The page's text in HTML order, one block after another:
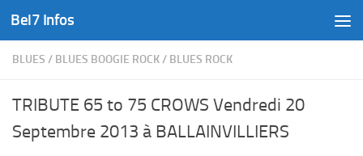
Skip to content
Bel7 Infos
BLUES / BLUES BOOGIE ROCK/ BLUES ROCK
TRIBUTE 65 to 75 CROWS Vendredi 20
Septembre 2013 à BALLAINVILLIERS